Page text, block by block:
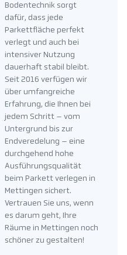
Bodentechnik sorgt
dafür, dass jede
Parkettfläche perfekt
verlegt und auch bei
intensiver Nutzung
dauerhaft stabil bleibt.
Seit 2016 verfügen wir
über umfangreiche
Erfahrung, die Ihnen bei
jedem Schritt – vom
Untergrund bis zur
Endveredelung – eine
durchgehend hohe
Ausführungsqualität
beim Parkett verlegen in
Mettingen sichert.
Vertrauen Sie uns, wenn
es darum geht, Ihre
Räume in Mettingen noch
schöner zu gestalten!